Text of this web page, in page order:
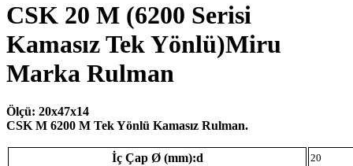
CSK 20 M (6200 Serisi
Kamasız Tek Yönlü)Miru
Marka Rulman
Ölçü: 20x47x14
CSK M 6200 M Tek Yönlü Kamasız Rulman.
İç Çap Ø (mm):d 20